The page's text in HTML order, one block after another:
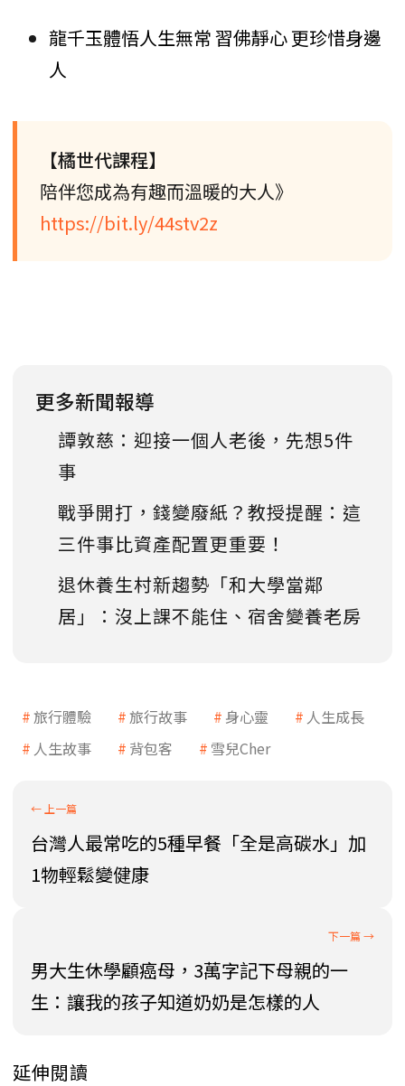
龍千玉體悟人生無常 習佛靜心 更珍惜身邊
人
【橘世代課程】
陪伴您成為有趣而溫暖的大人》
https://bit.ly/44stv2z
更多新聞報導
譚敦慈：迎接一個人老後，先想5件
事
戰爭開打，錢變廢紙？教授提醒：這
三件事比資產配置更重要！
退休養生村新趨勢「和大學當鄰
居」：沒上課不能住、宿舍變養老房
旅行體驗 旅行故事 身心靈
人生成長
人生故事
背包客 雪兒Cher
台灣人最常吃的5種早餐「全是高碳水」加
1物輕鬆變健康
男大生休學顧癌母，3萬字記下母親的一
生：讓我的孩子知道奶奶是怎樣的人
延伸閱讀